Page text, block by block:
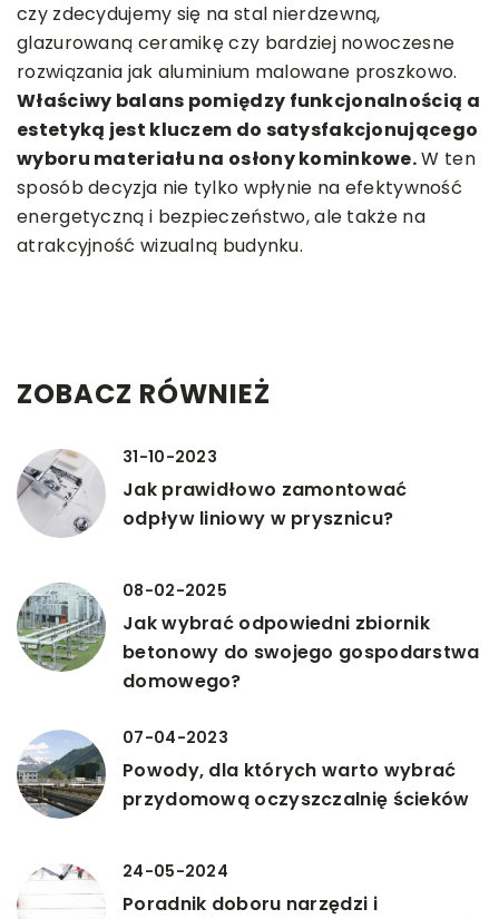
czy zdecydujemy się na stal nierdzewną,
glazurowaną ceramikę czy bardziej nowoczesne
rozwiązania jak aluminium malowane proszkowo.
Właściwy balans pomiędzy funkcjonalnością a
estetyką jest kluczem do satysfakcjonującego
wyboru materiału na osłony kominkowe.W ten
sposób decyzja nie tylko wpłynie na efektywność
energetyczną i bezpieczeństwo, ale także na
atrakcyjność wizualną budynku.
ZOBACZ RÓWNIEŻ
31-10-2023
Jak prawidłowo zamontować
odpływ liniowy w prysznicu?
08-02-2025
Jak wybrać odpowiedni zbiornik
betonowy do swojego gospodarstwa
domowego?
07-04-2023
Powody, dla których warto wybrać
przydomową oczyszczalnię ścieków
24-05-2024
Poradnik doboru narzędzi i